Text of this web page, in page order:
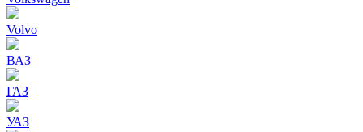
Volvo
ВАЗ
ГАЗ
УАЗ